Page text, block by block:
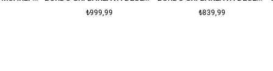
₺999,99 ₺839,99